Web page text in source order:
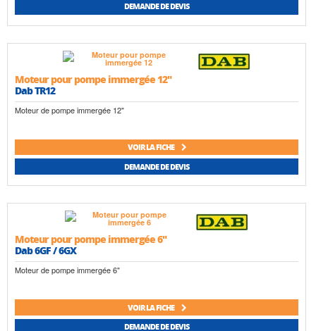
DEMANDE DE DEVIS
Moteur pour pompe immergée 12"
Dab TR12
Moteur de pompe immergée 12"
VOIR LA FICHE
DEMANDE DE DEVIS
Moteur pour pompe immergée 6"
Dab 6GF / 6GX
Moteur de pompe immergée 6"
VOIR LA FICHE
DEMANDE DE DEVIS